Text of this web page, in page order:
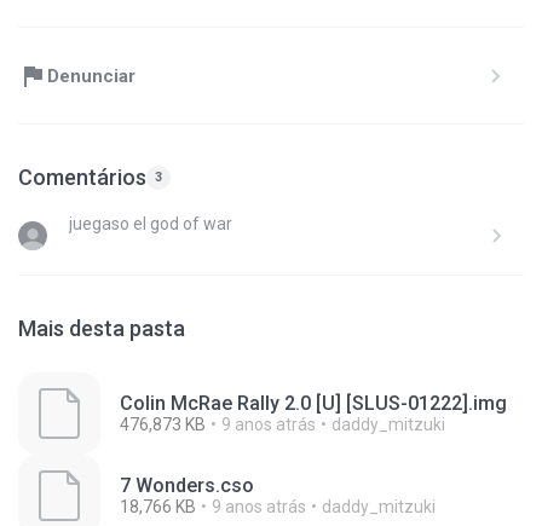
Denunciar
Comentários 3
juegaso el god of war
Mais desta pasta
Colin McRae Rally 2.0 [U] [SLUS-01222].img
476,873 KB 9 anos atrás daddy_mitzuki
7 Wonders.cso
18,766 KB 9 anos atrás daddy_mitzuki